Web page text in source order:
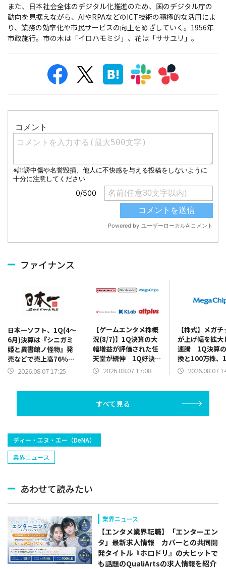
また、日本社会全体のデジタル化推進のため、国のデジタル庁の
動向を見据えながら、AIやRPAなどのICT技術の積極的な活用によ
り、業務の効率化や市民サービスの向上をめざしていく。1956年
市政施行。市の木は「イロハモミジ」、花は「ササユリ」。
ファイナンス
日本一ソフト、1Q(4～
6月)決算は『シニガミ
姫と異書館ノ怪物』発
売などで売上高76％増
に 2Q以降発売の新作
2026.08.07 17:25
【ゲームエンタメ株概
況(8/7)】1Q決算の大
幅増益が評価された任
天堂が続伸 1Q好決算
と2Q累計業績予想の上
2026.08.07 17:08
【株式】メガ
が上げ幅を拡大
連騰 1Q決算
換と100万株、
円を上限とした
2026.08.07
すべて見る
ディー・エヌ・エー（DeNA）
業界ニュース
あわせて読みたい
業界ニュース
【エンタメ業界転職】「エンターエン
タ」最新求人情報 カバーとの共同開
発タイトル『ホロドリ』の大ヒットで
も話題のQualiArtsの求人情報を紹介